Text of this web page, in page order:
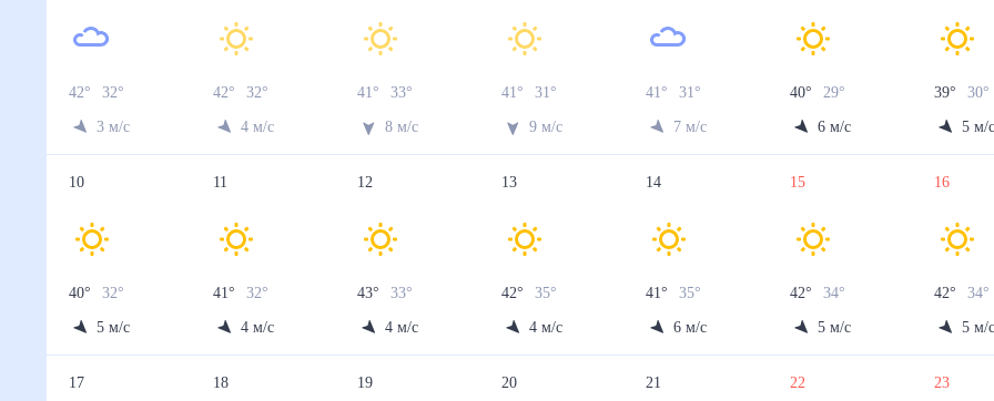
42° 32
3 м/с
42° 32
4 м/с
41° 33°
8 м/с
41° 31°
9 м/с
41° 31°
7 м/с
40° 29
6 м/с
39° 30
5 м/
10
40° 32
5 м/с
11
41° 32°
4 м/с
12
43° 33
4 м/с
13
42° 35
4 м/с
14
41° 35°
6 м/с
15
42° 34
5 м/с
16
42° 34
5 м/
17 18 19 20 21 22 23